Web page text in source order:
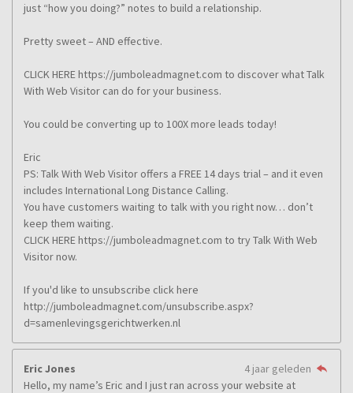
just “how you doing?” notes to build a relationship.
Pretty sweet – AND effective.
CLICK HERE https://jumboleadmagnet.com to discover what Talk
With Web Visitor can do for your business.
You could be converting up to 100X more leads today!
Eric
PS: Talk With Web Visitor offers a FREE 14 days trial – and it even
includes International Long Distance Calling.
You have customers waiting to talk with you right now… don’t
keep them waiting.
CLICK HERE https://jumboleadmagnet.com to try Talk With Web
Visitor now.
If you'd like to unsubscribe click here
http://jumboleadmagnet.com/unsubscribe.aspx?
d=samenlevingsgerichtwerken.nl
Eric Jones
4 jaar geleden
Hello, my name’s Eric and I just ran across your website at